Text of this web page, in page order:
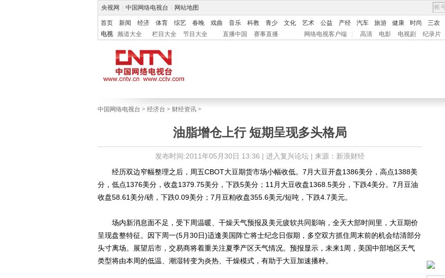
央视网 中国网络电视台 网站地图
首页 新闻 经济 体育 综艺 春晚 戏曲 音乐 科教 青少 文化 艺术 公益 产经 汽车 旅游 健康 时尚 三农
电视
频道大全 栏目大全 节目大全 直播中国 赛事直播 网络电视客户端 高清 电影 电视剧 纪录片
中国网络电视台 > 经济台 > 财经资讯 >
油脂增仓上行 短期呈现多头格局
发布时间:2011年05月30日 13:36 | 进入复兴论坛| 来源：新浪财经
经历双边窄幅整理之后，周五CBOT大豆期货市场小幅收低。7月大豆开盘1386美分，高点1388美
分，低点1376美分，收盘1379.75美分，下跌5美分；11月大豆收盘1368.5美分，下跌4美分。7月豆油
收盘58.61美分/磅，下跌0.09美分；7月豆粕收盘355.6美元/短吨，下跌4.7美元。
场内新消息面不足，受下周温暖、干燥天气预报及美元疲软共同影响，全天大部时间里，大豆期价
呈现盘整特征。因下周一(5月30日)适逢美国阵亡将士纪念日假期，多空双方抓住周末前的机会结清部分
头寸离场。展望后市，交易商将着重关注夏季产区天气情况。预报显示，未来1周，美国中部地区天气
类型将由本周的低温、潮湿转变为炎热、干燥模式，有助于大豆加速播种。